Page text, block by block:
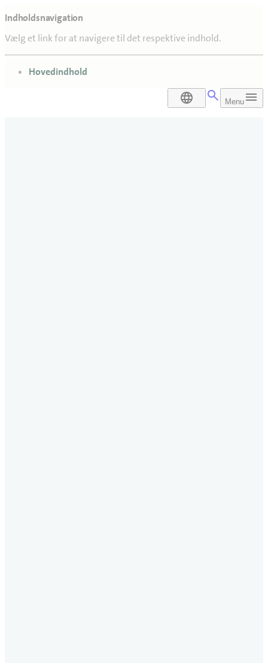
Indholdsnavigation
Vælg et link for at navigere til det respektive indhold.
gå til
Hovedindhold
DA Menu